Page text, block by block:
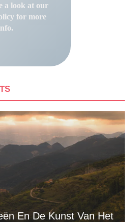
a look at our
for more
En De Kunst Van Het